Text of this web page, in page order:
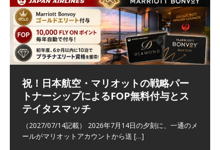
祝！日本航空・マリオットの戦略パー
トナーシップによるFOP無料付与とス
テイタスマッチ
（2027/07/14記載） 2026年7月14日の夕刻に、一通のメ
ールがマリオットアカウントから送 […]
ラウンジ 華 那覇空港 (2026/05)
（2026/06/07記載） 2026年5月下旬の平日に那覇を訪れ
た際に利用した。 こちらのラウンジ
The Coral Executive Lounge スワ
ンナプーム国際空港国内線ラウンジ
(2026/01)
（2026/03/31記載） 2026年1月上旬にバンコク経由でチ
ェンマイに行く際に利用した。 バン[…]
日本航空 羽田空港国際線ファースト
クラスラウンジ (2026/01)
（2026/03/18記載） 2026年1月、毎年恒例の新年の羽田
～バンコクの移動の際に再びこちらの[…]
バンコクエアウェイズ スワンナプー
ム国際空港国内線ラウンジ (2026/01)
（2026/03/13記載） 2026年1月上旬にバンコク経由でチ
ェンマイに向かう際に利用した。 今[…]